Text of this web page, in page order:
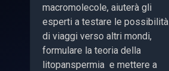
macromolecole, aiuterà gli
esperti a testare le possibilità
di viaggi verso altri mondi,
formulare la teoria della
litopanspermia e mettere a